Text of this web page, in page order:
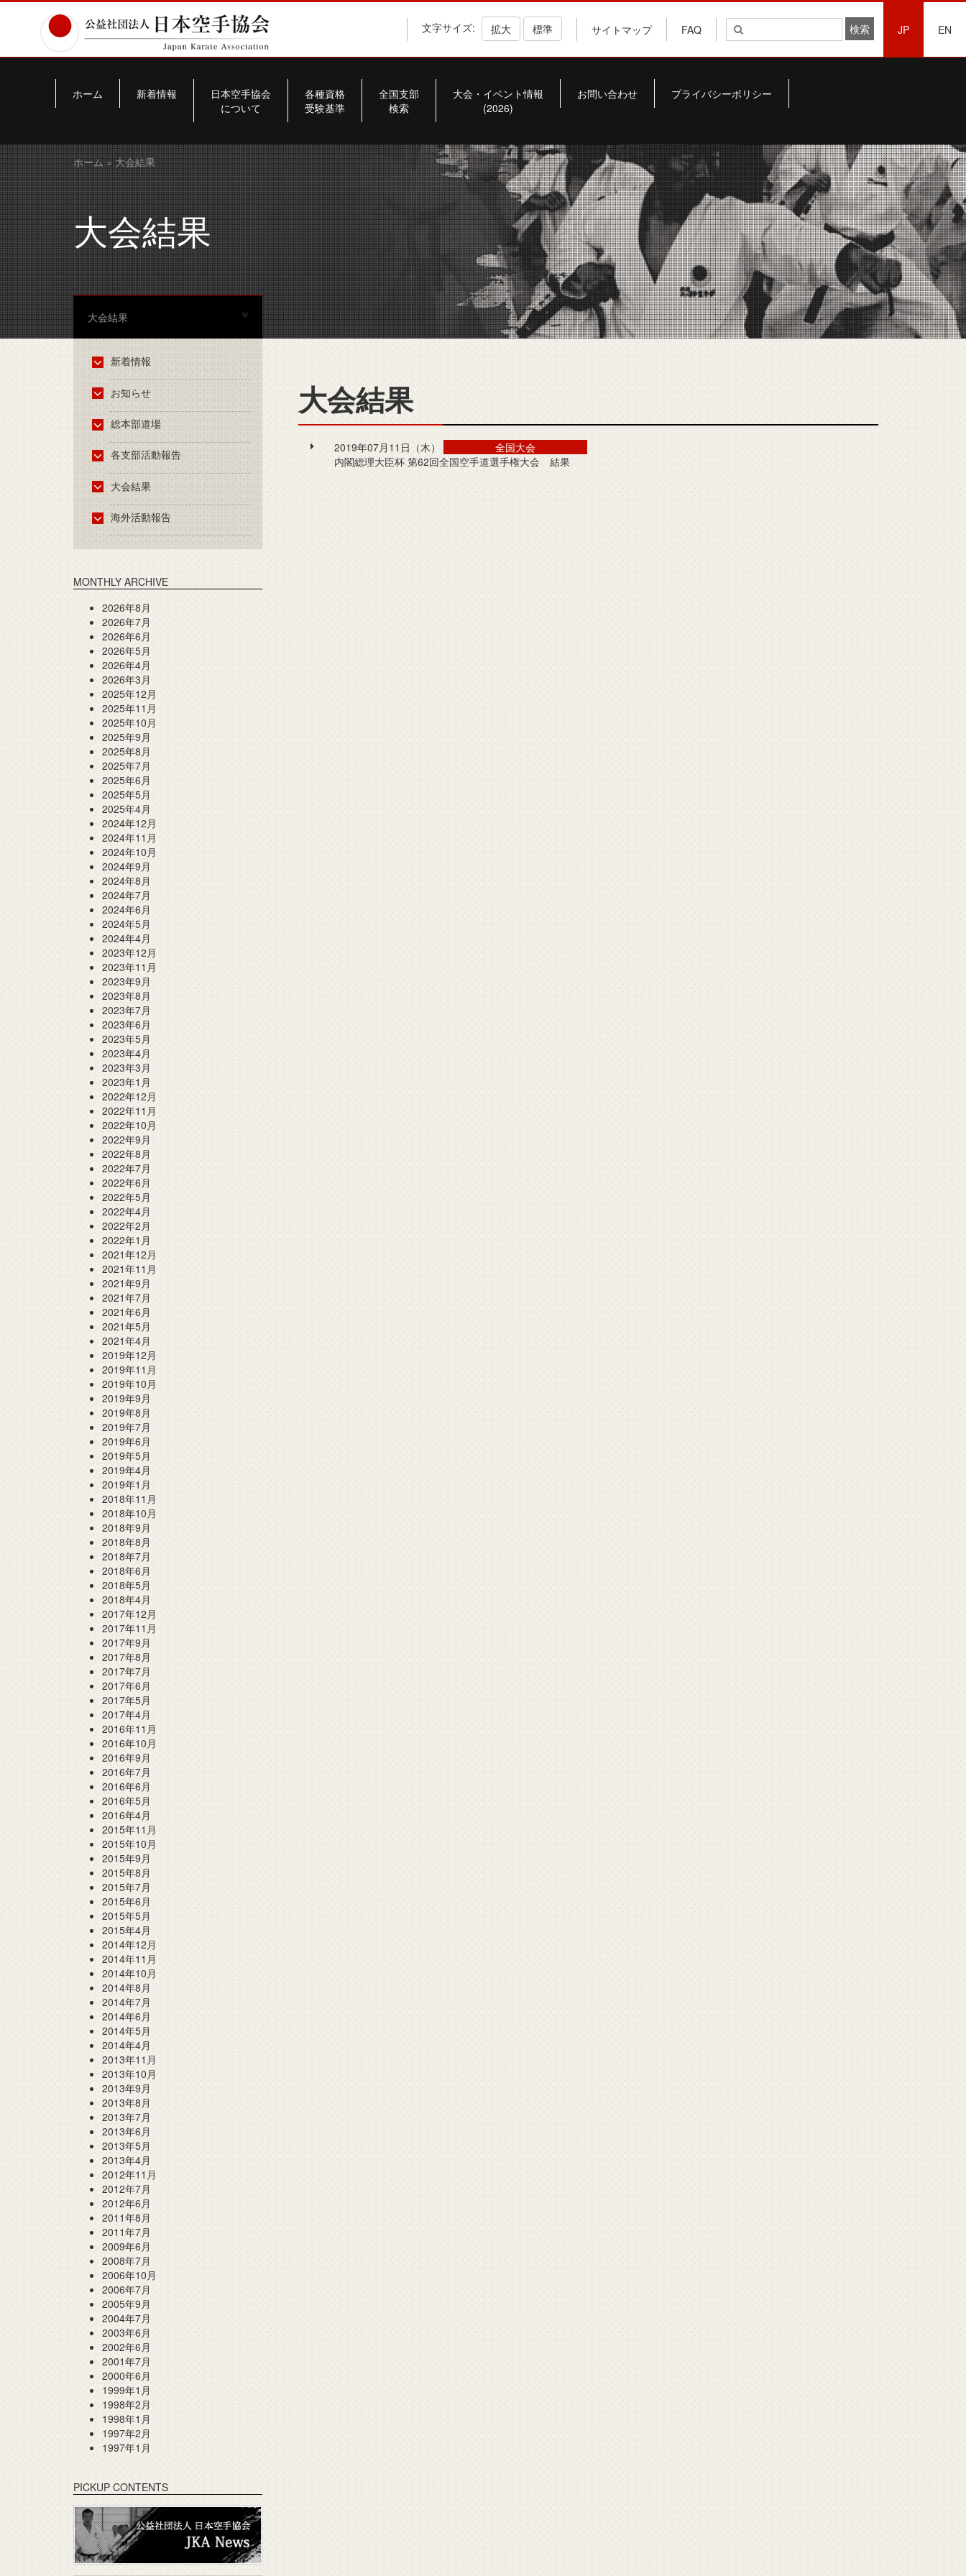
文字サイズ: 拡大 標準 サイトマップ FAQ JP EN
ホーム 新着情報
日本空手協会
について
各種資格
受験基準
全国支部
検索
大会・イベント情報
(2026)
お問い合わせ プライバシーポリシー
ホーム» 大会結果
大会結果
大会結果
大会結果
2019年07月11日（木）
全国大会
内閣総理大臣杯 第62回全国空手道選手権大会 結果
新着情報
お知らせ
総本部道場
各支部活動報告
大会結果
海外活動報告
MONTHLY ARCHIVE
2026年8月
2026年7月
2026年6月
2026年5月
2026年4月
2026年3月
2025年12月
2025年11月
2025年10月
2025年9月
2025年8月
2025年7月
2025年6月
2025年5月
2025年4月
2024年12月
2024年11月
2024年10月
2024年9月
2024年8月
2024年7月
2024年6月
2024年5月
2024年4月
2023年12月
2023年11月
2023年9月
2023年8月
2023年7月
2023年6月
2023年5月
2023年4月
2023年3月
2023年1月
2022年12月
2022年11月
2022年10月
2022年9月
2022年8月
2022年7月
2022年6月
2022年5月
2022年4月
2022年2月
2022年1月
2021年12月
2021年11月
2021年9月
2021年7月
2021年6月
2021年5月
2021年4月
2019年12月
2019年11月
2019年10月
2019年9月
2019年8月
2019年7月
2019年6月
2019年5月
2019年4月
2019年1月
2018年11月
2018年10月
2018年9月
2018年8月
2018年7月
2018年6月
2018年5月
2018年4月
2017年12月
2017年11月
2017年9月
2017年8月
2017年7月
2017年6月
2017年5月
2017年4月
2016年11月
2016年10月
2016年9月
2016年7月
2016年6月
2016年5月
2016年4月
2015年11月
2015年10月
2015年9月
2015年8月
2015年7月
2015年6月
2015年5月
2015年4月
2014年12月
2014年11月
2014年10月
2014年8月
2014年7月
2014年6月
2014年5月
2014年4月
2013年11月
2013年10月
2013年9月
2013年8月
2013年7月
2013年6月
2013年5月
2013年4月
2012年11月
2012年7月
2012年6月
2011年8月
2011年7月
2009年6月
2008年7月
2006年10月
2006年7月
2005年9月
2004年7月
2003年6月
2002年6月
2001年7月
2000年6月
1999年1月
1998年2月
1998年1月
1997年2月
1997年1月
PICKUP CONTENTS